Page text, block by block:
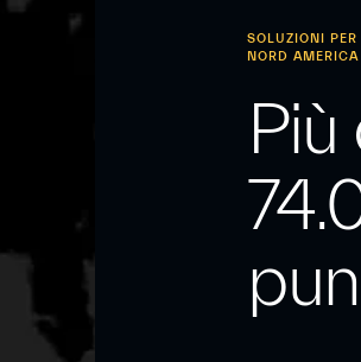
SOLUZIONI
NORD AMERICA
Più